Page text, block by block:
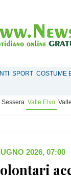
SPORT COSTUME
Sessera Valle Elvo
2026, 07:00